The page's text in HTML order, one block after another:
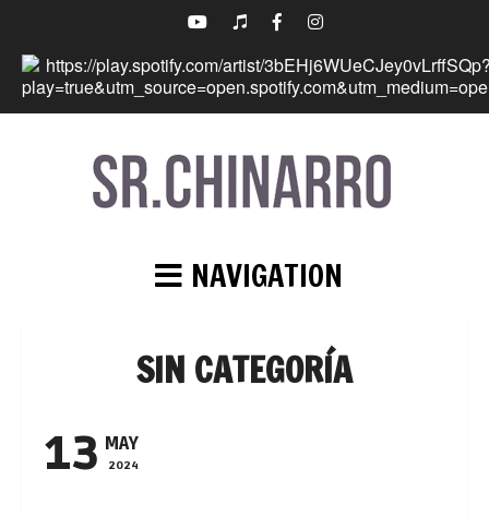
NAVIGATION
SIN CATEGORÍA
13 MAY
2024